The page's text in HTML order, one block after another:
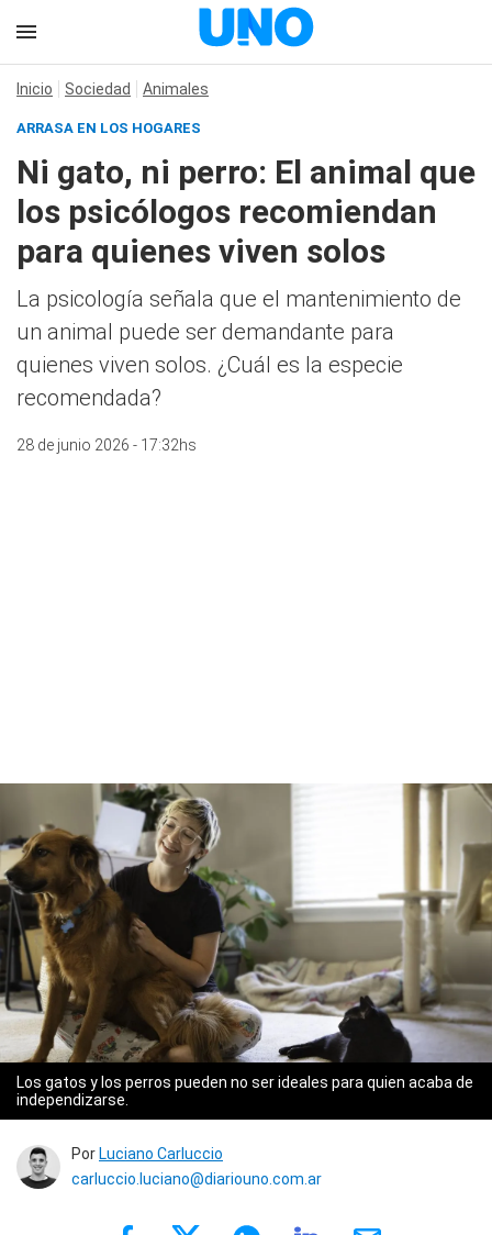
Inicio Sociedad Animales
ARRASA EN LOS HOGARES
Ni gato, ni perro: El animal que
los psicólogos recomiendan
para quienes viven solos
La psicología señala que el mantenimiento de
un animal puede ser demandante para
quienes viven solos. ¿Cuál es la especie
recomendada?
28 de junio 2026 - 17:32hs
Los gatos y los perros pueden no ser ideales para quien acaba de
independizarse.
Por Luciano Carluccio
carluccio.luciano@diariouno.com.ar